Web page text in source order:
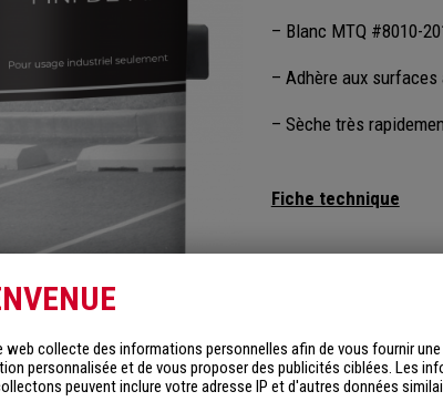
– Blanc MTQ #8010-
– Adhère aux
– Sèche très
Fiche technique
web collecte des informations personnelles afin de vous fournir une
personnalisée et de vous proposer des publicités ciblées. Les
peuvent inclure votre adresse IP et d'autres données